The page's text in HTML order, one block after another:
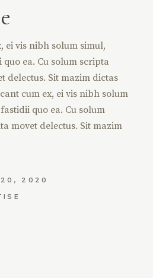
ei vis nibh solum simul,
ea. Cu solum scripta
delectus. Sit mazim dictas
cum ex, ei vis nibh solum
quo ea. Cu solum
movet delectus. Sit mazim
20, 2020